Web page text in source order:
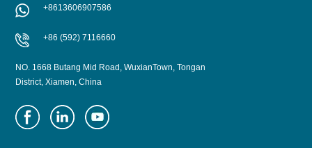
+8613606907586
+86 (592) 7116660
NO. 1668 Butang Mid Road, WuxianTown, Tongan
District, Xiamen, China